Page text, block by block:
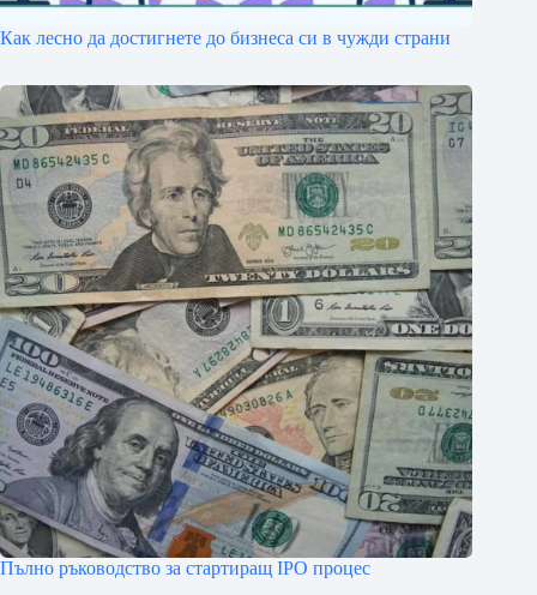
Как лесно да достигнете до бизнеса си в чужди страни
Пълно ръководство за стартиращ IPO процес